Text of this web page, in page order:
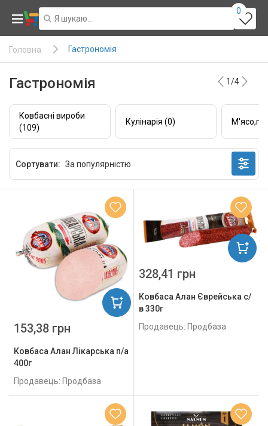
0
Головна Гастрономія
Гастрономія 1/4
Ковбасні вироби
(109)
Кулінарія (0)
Сортувати:
Ковбаса Алан Лікарська п/а
400г
Продавець: Продбаза
153,38 грн
Ковбаса Алан Єврейська с/
в 330г
Продавець: Продбаза
328,41 грн